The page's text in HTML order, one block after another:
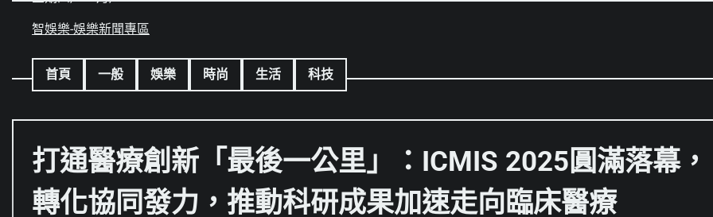
智娛樂-娛樂新聞專區
首頁 一般 娛樂 時尚 生活 科技
打通醫療創新「最後一公里」：ICMIS 2025圓滿落幕，
轉化協同發力，推動科研成果加速走向臨床醫療